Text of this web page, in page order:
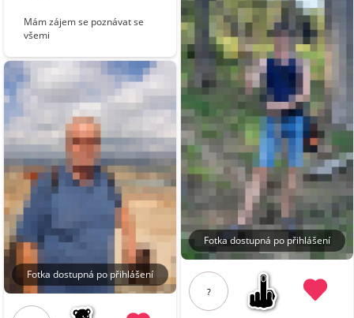
Mám zájem se poznávat se
všemi
Fotka dostupná po přihlášení
Fotka dostupná po přihlášení
?